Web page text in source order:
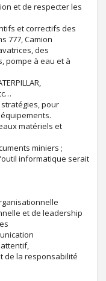
et de respecter les
et correctifs des
777, Camion
des
pompe à eau et à
pour
matériels et
miniers ;
informatique serait
et de leadership
de la responsabilité